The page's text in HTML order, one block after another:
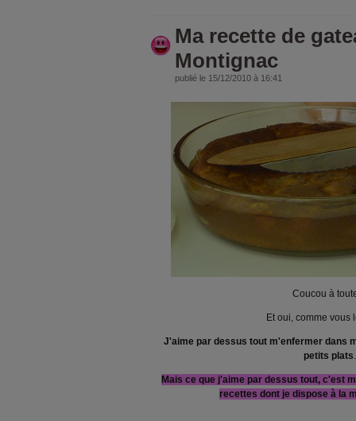
Ma recette de
Montignac
publié le 15/12/2010 à 16:41
Coucou à
Et oui, comme vous
J'aime par dessus tout m'enfermer dans
petits plats.
Mais ce que j'aime par dessus tout, c'est
recettes dont je dispose à la